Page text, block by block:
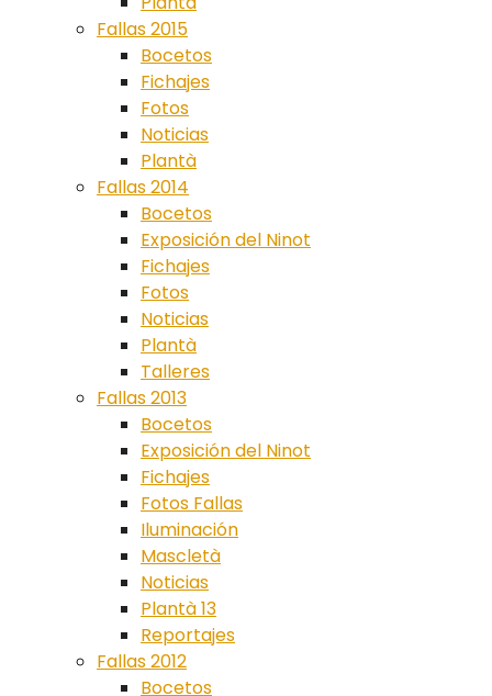
Fallas 2015
Bocetos
Fichajes
Fotos
Noticias
Plantà
Fallas 2014
Bocetos
Exposición del Ninot
Fichajes
Fotos
Noticias
Plantà
Talleres
Fallas 2013
Bocetos
Exposición del Ninot
Fichajes
Fotos Fallas
Iluminación
Mascletà
Noticias
Plantà 13
Reportajes
Fallas 2012
Bocetos